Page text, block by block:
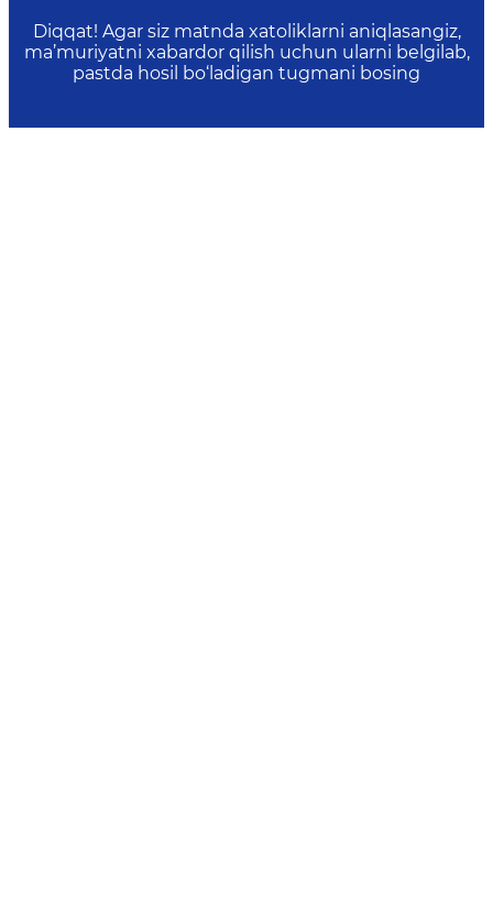
Diqqat! Agar siz matnda xatoliklarni aniqlasangiz,
ma’muriyatni xabardor qilish uchun ularni belgilab,
pastda hosil bo‘ladigan tugmani bosing